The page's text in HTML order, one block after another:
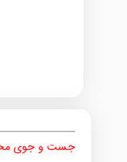
جست و جوی